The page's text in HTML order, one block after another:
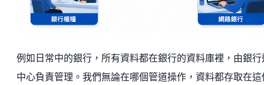
例如日常中的銀行，所有資料都在銀行的資料庫裡，由銀行
中心負責管理。我們無論在哪個管道操作，資料都存取在這